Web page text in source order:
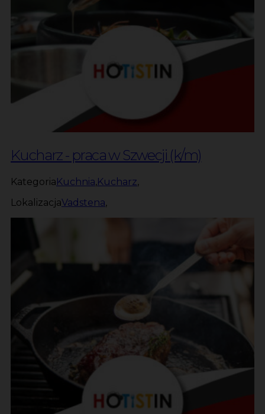
Kucharz - praca w Szwecji (k/m)
KategoriaKuchnia,Kucharz,
LokalizacjaVadstena,